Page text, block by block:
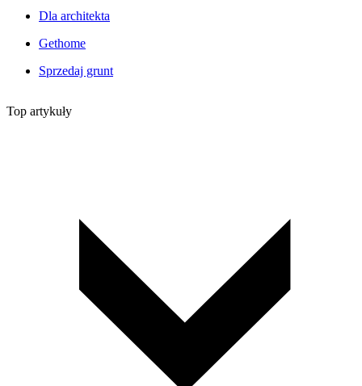
Dla architekta
Gethome
Sprzedaj grunt
Top artykuły